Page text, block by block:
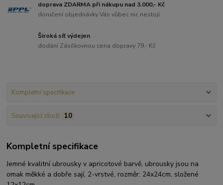
doprava ZDARMA při nákupu nad 3.000,- Kč
doručení objednávky Vás vůbec nic nestojí
Široká síť výdejen
dodání Zásilkovnou cena dopravy 79,- Kč
Kompletní specifikace
Související zboží 10
Kompletní specifikace
Jemné kvalitní ubrousky v apricotové barvě, ubrousky jsou na
omak měkké a dobře sají, 2-vrstvé, rozměr: 24x24cm, složené